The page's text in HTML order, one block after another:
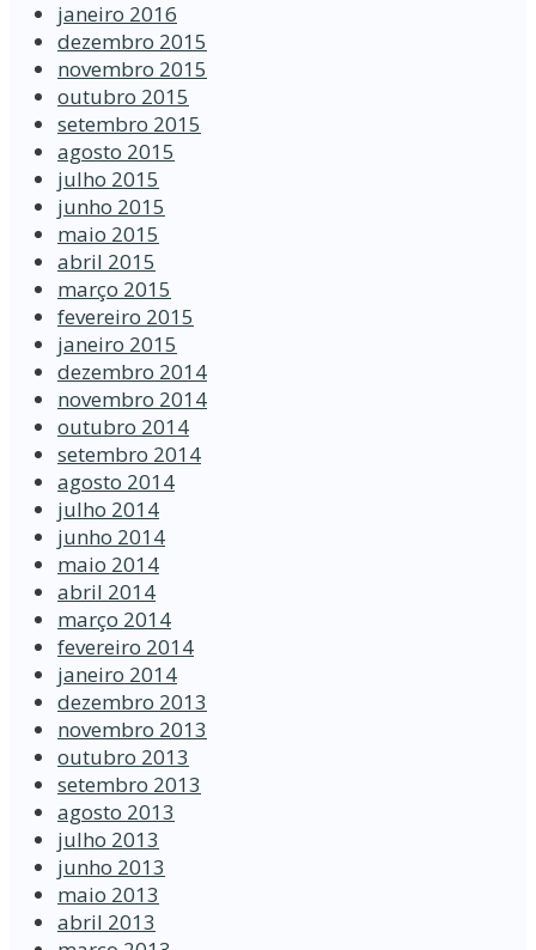
janeiro 2016
dezembro 2015
novembro 2015
outubro 2015
setembro 2015
agosto 2015
julho 2015
junho 2015
maio 2015
abril 2015
março 2015
fevereiro 2015
janeiro 2015
dezembro 2014
novembro 2014
outubro 2014
setembro 2014
agosto 2014
julho 2014
junho 2014
maio 2014
abril 2014
março 2014
fevereiro 2014
janeiro 2014
dezembro 2013
novembro 2013
outubro 2013
setembro 2013
agosto 2013
julho 2013
junho 2013
maio 2013
abril 2013